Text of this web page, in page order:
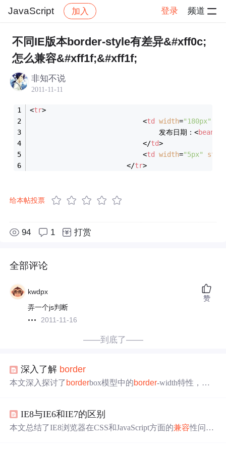
JavaScript 加入 登录 频道
社区 JavaScript 帖子详情
不同IE版本border-style有差异&#xff0c;
怎么兼容&#xff1f;&#xff1f;
非知不说
2011-11-11
<tr>
<td width="180px"
								发布日期：
<
</td>
<td width="5px"
</tr>
给本帖投票
94 1 打赏
全部评论
kwdpx
弄一个js判断
2011-11-16
赞
——到底了——
深入了解 border
本文深入探讨了 borderbox模型中的border-width特性，解
问题和绘制图形方面的巧妙应用。
IE8与IE6和IE7的区别
本文总结了IE8浏览器在CSS和JavaScript方面的兼容性问